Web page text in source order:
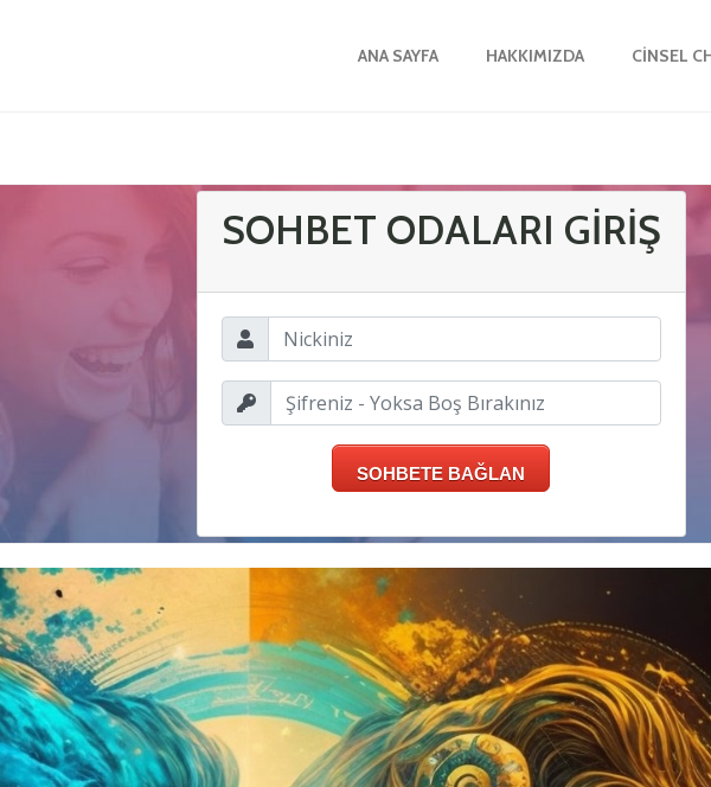
ANA SAYFA HAKKIMIZDA CINSEL
SOHBET ODALARI GİRİŞ